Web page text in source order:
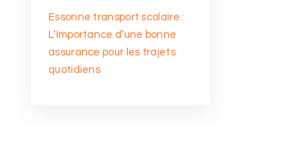
Essonne transport scolaire :
L’Importance d’une bonne
assurance pour les trajets
quotidiens